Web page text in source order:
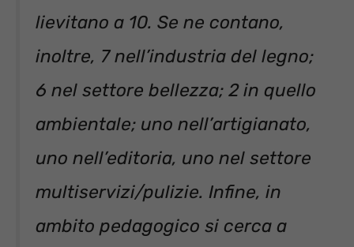
lievitano a 10. Se ne contano,
inoltre, 7 nell’industria del legno;
6 nel settore bellezza; 2 in quello
ambientale; uno nell’artigianato,
uno nell’editoria, uno nel settore
multiservizi/pulizie. Infine, in
ambito pedagogico si cerca a